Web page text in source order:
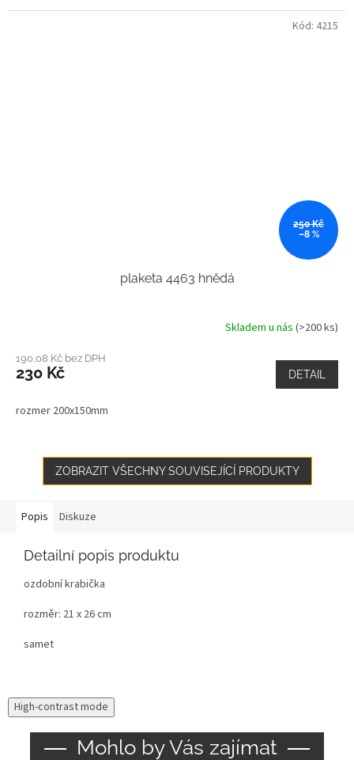
250 Kč
–8 %
plaketa 4463 hnědá
Skladem u nás (>200 ks)
190,08 Kč bez DPH
230 Kč DETAIL
rozmer 200x150mm
Kód: 4215
ZOBRAZIT VŠECHNY SOUVISEJÍCÍ PRODUKTY
Popis Diskuze
Detailní popis produktu
ozdobní krabička
rozměr: 21 x 26 cm
samet
High-contrast mode
Mohlo by Vás zajímat